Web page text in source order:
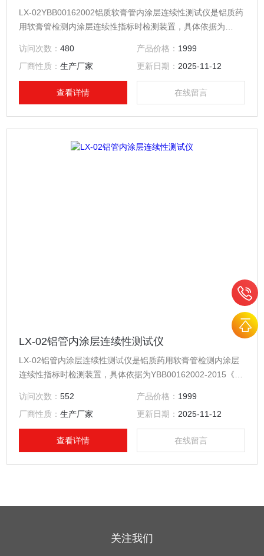
LX-02YBB00162002铝质软膏管内涂层连续性测试仪是铝质药
用软膏管检测内涂层连续性指标时检测装置，具体依据为
仪的测试要求，可以完成铝质药用软膏管的内涂层连续性指标
的测试，是质检部门、生产厂家、药厂实验室检测设备。
访问次数：480 产品价格： 1999
厂商性质：生产厂家 更新日期： 2025-11-12
查看详情 在线留言
LX-02铝管内涂层连续性测试仪
LX-02铝管内涂层连续性测试仪是铝质药用软膏管检测内涂层
连续性指标时检测装置，具体依据为YBB00162002-2015《铝
铝质药用软膏管的内涂层连续性指标的测试，是质检部门、生
产厂家、药厂实验室检测设备。
访问次数：552 产品价格： 1999
厂商性质：生产厂家 更新日期： 2025-11-12
查看详情 在线留言
关注我们